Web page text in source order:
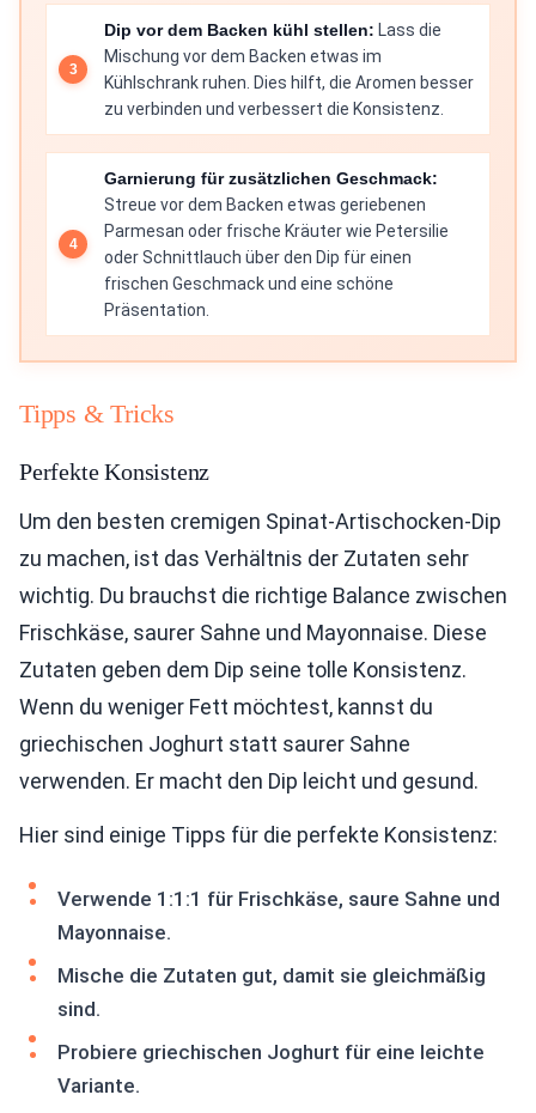
Dip vor dem Backen kühl stellen: Lass die
Mischung vor dem Backen etwas im
Kühlschrank ruhen. Dies hilft, die Aromen besser
zu verbinden und verbessert die Konsistenz.
Garnierung für zusätzlichen Geschmack:
Streue vor dem Backen etwas geriebenen
Parmesan oder frische Kräuter wie Petersilie
oder Schnittlauch über den Dip für einen
frischen Geschmack und eine schöne
Präsentation.
Tipps & Tricks
Perfekte Konsistenz
Um den besten cremigen Spinat-Artischocken-Dip
zu machen, ist das Verhältnis der Zutaten sehr
wichtig. Du brauchst die richtige Balance zwischen
Frischkäse, saurer Sahne und Mayonnaise. Diese
Zutaten geben dem Dip seine tolle Konsistenz.
Wenn du weniger Fett möchtest, kannst du
griechischen Joghurt statt saurer Sahne
verwenden. Er macht den Dip leicht und gesund.
Hier sind einige Tipps für die perfekte Konsistenz:
Verwende 1:1:1 für Frischkäse, saure Sahne und
Mayonnaise.
Mische die Zutaten gut, damit sie gleichmäßig
sind.
Probiere griechischen Joghurt für eine leichte
Variante.